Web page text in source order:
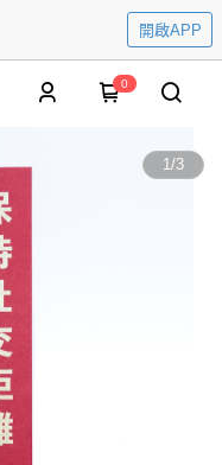
開啟APP
0
1/3